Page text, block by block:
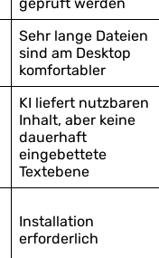
Sehr lange Dateien
sind am Desktop
komfortabler
KI liefert nutzbaren
Inhalt, aber keine
dauerhaft
eingebettete
Textebene
Installation
erforderlich